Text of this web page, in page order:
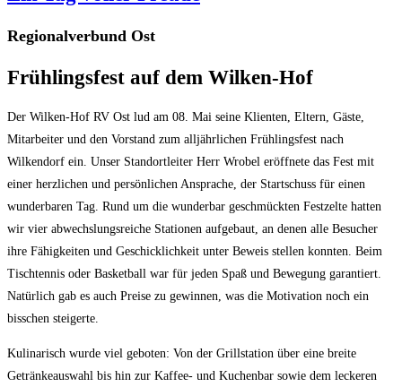
Regionalverbund Ost
Frühlingsfest auf dem Wilken-Hof
Der Wilken-Hof RV Ost lud am 08. Mai seine Klienten, Eltern, Gäste,
Mitarbeiter und den Vorstand zum alljährlichen Frühlingsfest nach
Wilkendorf ein. Unser Standortleiter Herr Wrobel eröffnete das Fest mit
einer herzlichen und persönlichen Ansprache, der Startschuss für einen
wunderbaren Tag. Rund um die wunderbar geschmückten Festzelte hatten
wir vier abwechslungsreiche Stationen aufgebaut, an denen alle Besucher
ihre Fähigkeiten und Geschicklichkeit unter Beweis stellen konnten. Beim
Tischtennis oder Basketball war für jeden Spaß und Bewegung garantiert.
Natürlich gab es auch Preise zu gewinnen, was die Motivation noch ein
bisschen steigerte.
Kulinarisch wurde viel geboten: Von der Grillstation über eine breite
Getränkeauswahl bis hin zur Kaffee- und Kuchenbar sowie dem leckeren